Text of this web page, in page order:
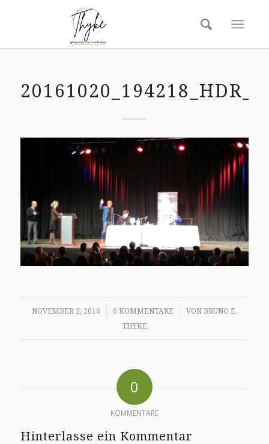
NOVEMBER 2, 2016
/ 0 KOMMENTARE
/ VON BRUNO E.
THYKE
0
KOMMENTARE
Hinterlasse ein Kommentar